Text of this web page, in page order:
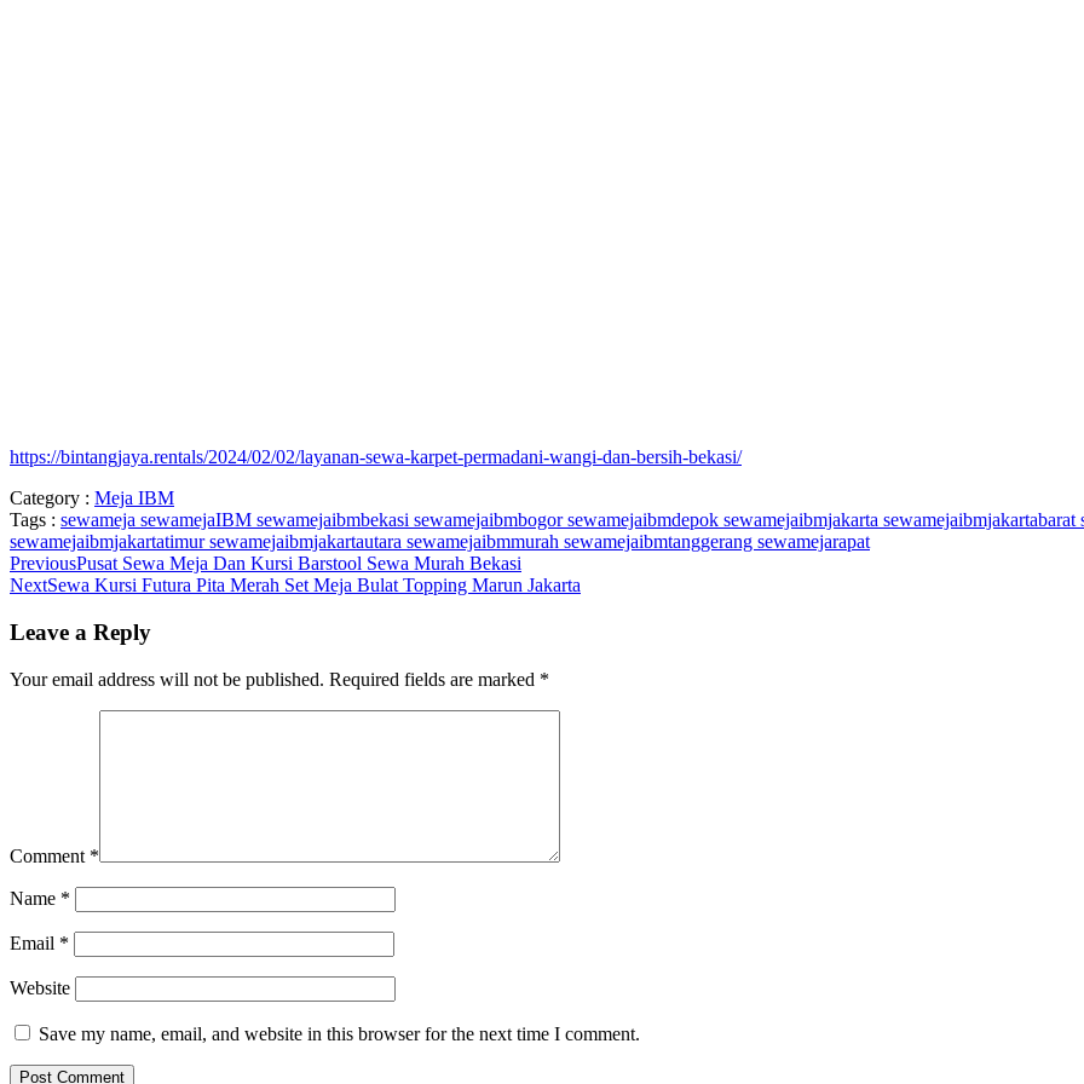
https://bintangjaya.rentals/2024/02/02/layanan-sewa-karpet-permadani-wangi-dan-bersih-bekasi/
Category : Meja IBM
Tags : sewameja sewamejaIBM sewamejaibmbekasi sewamejaibmbogorsewamejaibmdepok sewamejaibmjakarta sewamejaibmjakartabarat
sewamejaibmjakartatimursewamejaibmjakartautara sewamejaibmmurah sewamejaibmtanggerang sewamejarapat
PreviousPusat Sewa Meja Dan Kursi Barstool Sewa Murah Bekasi
NextSewa Kursi Futura Pita Merah Set Meja Bulat Topping Marun Jakarta
Leave a Reply
Your email address will not be published. Required fields are marked *
Comment *
Name *
Email *
Website
Save my name, email, and website in this browser for the next time I comment.